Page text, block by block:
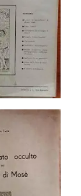
9 numeri.